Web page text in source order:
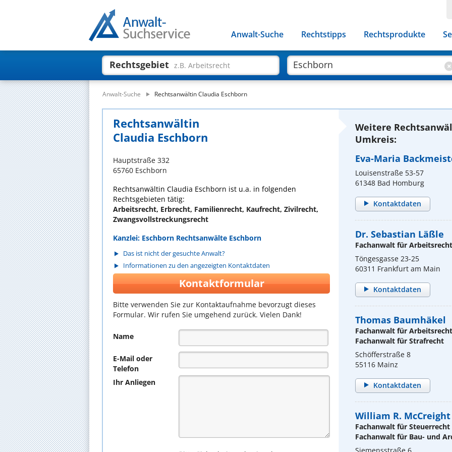
Anwalt-Suche Rechtstipps Rechtsprodukte
Rechtsgebiet z.B. Arbeitsrecht
Anwalt-Suche Rechtsanwältin Claudia Eschborn
Rechtsanwältin
Claudia Eschborn
Hauptstraße 332
65760 Eschborn
Rechtsanwältin Claudia Eschborn ist u.a. in folgenden
Rechtsgebieten tätig:
Arbeitsrecht, Erbrecht, Familienrecht, Kaufrecht, Zivilrecht,
Zwangsvollstreckungsrecht
Kanzlei: Eschborn Rechtsanwälte Eschborn
Das ist nicht der gesuchte Anwalt?
Informationen zu den angezeigten Kontaktdaten
Kontaktformular
Bitte verwenden Sie zur Kontaktaufnahme bevorzugt dieses
Formular. Wir rufen Sie umgehend zurück. Vielen Dank!
Name
E-Mail oder
Telefon
Ihr Anliegen
Weitere
Umkreis:
Eva-Maria
Louisenstraße 53-57
61348 Bad Homburg
Kontaktdaten
Dr. Sebastian Läßle
Fachanwalt für Arbeitsrecht
Töngesgasse 23-25
60311 Frankfurt am Main
Kontaktdaten
Thomas Baumhäkel
Fachanwalt für Arbeitsrecht
Fachanwalt für Strafrecht
Schöfferstraße 8
55116 Mainz
Kontaktdaten
William R. McCreight
Fachanwalt für Steuerrecht
Fachanwalt für Bau- und